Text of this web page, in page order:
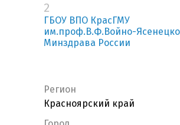
2
ГБОУ ВПО КрасГМУ
им.проф.В.Ф.Войно-
Минздрава России
Регион
Красноярский край